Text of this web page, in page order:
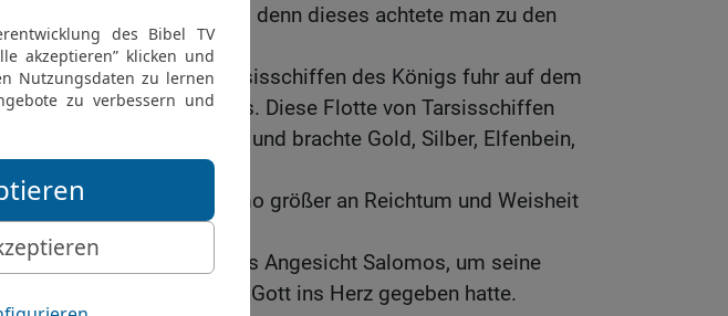
Gold; nichts war aus Silber, denn dieses achtete man zu den
Zeiten Salomos gar nicht.
22 Denn die Flotte von Tarsisschiffen des Königs fuhr auf dem
Meer mit der Flotte Hirams. Diese Flotte von Tarsisschiffen
kam alle drei Jahre einmal und brachte Gold, Silber, Elfenbein,
23 So war der König Salomo größer an Reichtum und Weisheit
als alle Könige auf Erden.
24 Und alle Welt suchte das Angesicht Salomos, um seine
Weisheit zu hören, die ihm Gott ins Herz gegeben hatte.